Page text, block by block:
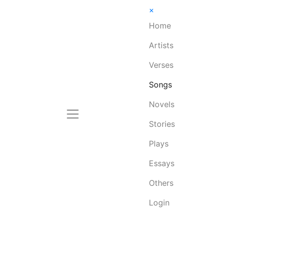
×
Home
Artists
Verses
Songs
Novels
Stories
Plays
Essays
Others
Login